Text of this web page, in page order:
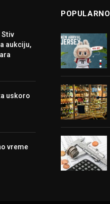
aukciju,
uskoro
vreme
POPULARNO